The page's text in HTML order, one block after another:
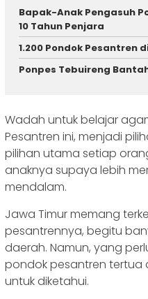
Bapak-Anak Pengasuh
10 Tahun Penjara
1.200 Pondok Pesantren
Ponpes Tebuireng
Wadah untuk belajar
Pesantren ini, menjadi
pilihan utama setiap
anaknya supaya lebih
mendalam.
Jawa Timur memang
pesantrennya, begitu
daerah. Namun, yang
pondok pesantren tertua
untuk diketahui.